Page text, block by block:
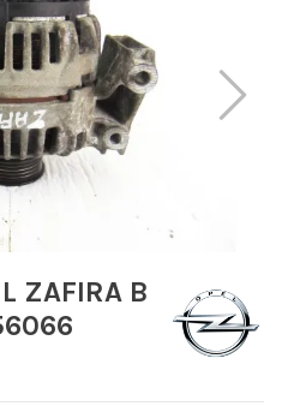
ZAFIRA B